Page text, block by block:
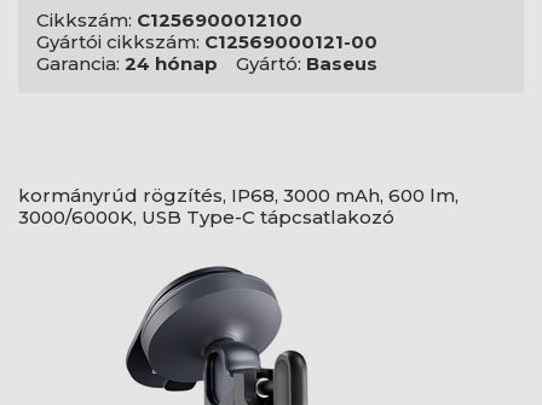
Cikkszám: C1256900012100
Gyártói cikkszám: C12569000121-00
Garancia: 24 hónap Gyártó: Baseus
kormányrúd rögzítés, IP68, 3000 mAh, 600 lm,
3000/6000K, USB Type-C tápcsatlakozó